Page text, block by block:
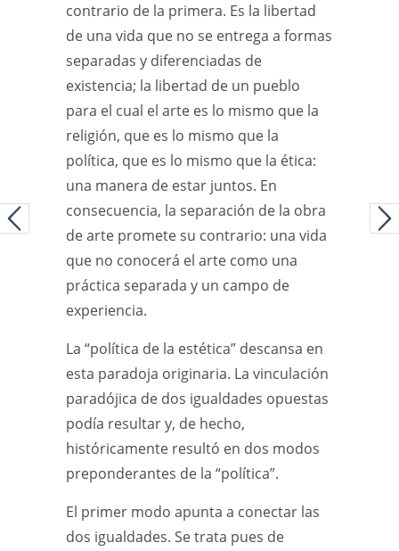
contrario de la primera. Es la libertad
de una vida que no se entrega a formas
separadas y diferenciadas de
existencia; la libertad de un pueblo
para el cual el arte es lo mismo que la
religión, que es lo mismo que la
política, que es lo mismo que la ética:
una manera de estar juntos. En
consecuencia, la separación de la obra
de arte promete su contrario: una vida
que no conocerá el arte como una
práctica separada y un campo de
experiencia.
La “política de la estética” descansa en
esta paradoja originaria. La vinculación
paradójica de dos igualdades opuestas
podía resultar y, de hecho,
históricamente resultó en dos modos
preponderantes de la “política”.
El primer modo apunta a conectar las
dos igualdades. Se trata pues de